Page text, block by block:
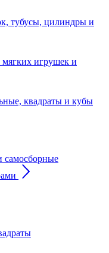
тубусы, цилиндры и
игрушек и
квадраты и кубы
самосборные